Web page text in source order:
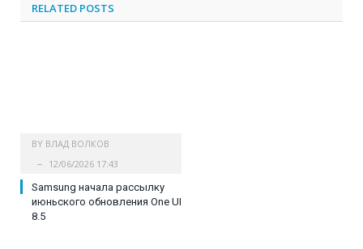
RELATED POSTS
BY ВЛАД ВОЛКОВ
12/06/2026 17:43
Samsung начала рассылку
июньского обновления One UI
8.5